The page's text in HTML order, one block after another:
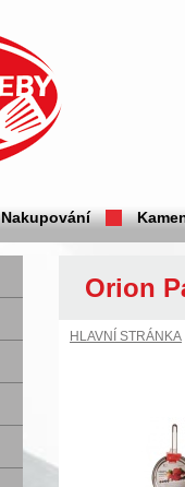
Nakupování
Orion
HLAVNÍ STRÁNKA